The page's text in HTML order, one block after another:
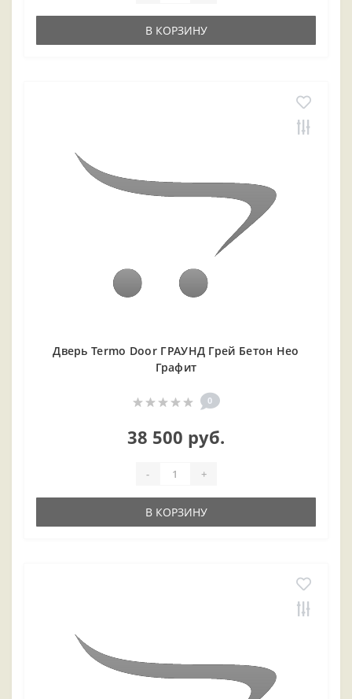
В КОРЗИНУ
Дверь Termo Door ГРАУНД Грей Бетон Нео
Графит
0
38 500 руб.
- +
В КОРЗИНУ